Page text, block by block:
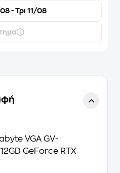
- Τρι 11/08
VGA GV-
GeForce RTX